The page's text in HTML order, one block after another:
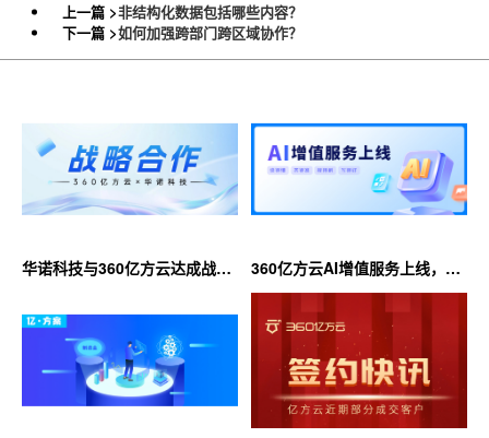
上一篇 >非结构化数据包括哪些内容？
下一篇 >如何加强跨部门跨区域协作？
华诺科技与360亿方云达成战略
360亿方云AI增值服务上线，超
大限时优惠等你来！